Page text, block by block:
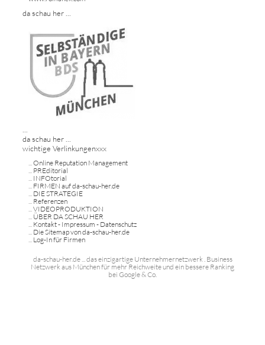
da schau her ...
da schau her ...
wichtige Verlinkungenxxx
Online Reputation Management
PREditorial
INFOtorial
FIRMEN auf da-schau-her.de
DIE STRATEGIE
Referenzen
VIDEOPRODUKTION
ÜBER DA SCHAU HER
Kontakt - Impressum - Datenschutz
Die Sitemap von da-schau-her.de
Log-In für Firmen
da-schau-her.de ... das einzigartige Unternehmernetzwerk . Business
Netzwerk aus München für mehr Reichweite und ein bessere Ranking
bei Google & Co.